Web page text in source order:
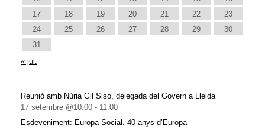
17
18 19 20 21 22
23
24
25 26 27 28 29
30
31
« jul.
Reunió amb Núria Gil Sisó, delegada del Govern a Lleida
17 setembre @10:00 - 11:00
Esdeveniment: Europa Social. 40 anys d’Europa